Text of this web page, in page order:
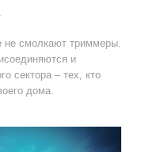
не смолкают триммеры.
и
сектора – тех, кто
дома.